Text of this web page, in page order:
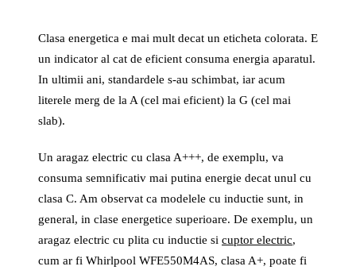
Clasa energetica e mai mult decat un eticheta colorata. E
un indicator al cat de eficient consuma energia aparatul.
In ultimii ani, standardele s-au schimbat, iar acum
literele merg de la A (cel mai eficient) la G (cel mai
slab).
Un aragaz electric cu clasa A+++, de exemplu, va
consuma semnificativ mai putina energie decat unul cu
clasa C. Am observat ca modelele cu inductie sunt, in
general, in clase energetice superioare. De exemplu, un
aragaz electric cu plita cu inductie si cuptor electric,
cum ar fi Whirlpool WFE550M4AS, clasa A+, poate fi